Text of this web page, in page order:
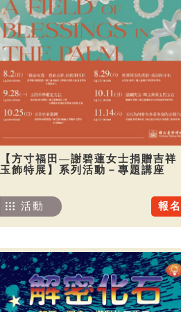
【方寸福田—謝碧蓮女士捐贈吉祥
玉飾特展】系列活動－專題講座
報名
活動